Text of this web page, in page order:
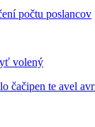
počtu poslancov
volený
čačipen te avel